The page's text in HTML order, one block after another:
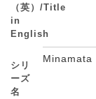
（英）/Title
in
English
シリ
ーズ
名
Minamata